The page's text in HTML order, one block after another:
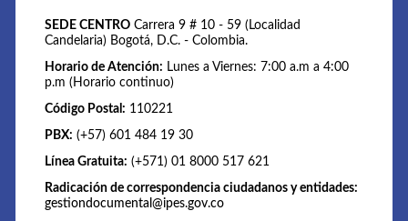
SEDE CENTRO Carrera 9 # 10 - 59 (Localidad
Candelaria) Bogotá, D.C. - Colombia.
Horario de Atención: Lunes a Viernes: 7:00 a.m a 4:00
p.m (Horario continuo)
Código Postal: 110221
PBX: (+57) 601 484 19 30
Línea Gratuita: (+571) 01 8000 517 621
Radicación de correspondencia ciudadanos y entidades:
gestiondocumental@ipes.gov.co